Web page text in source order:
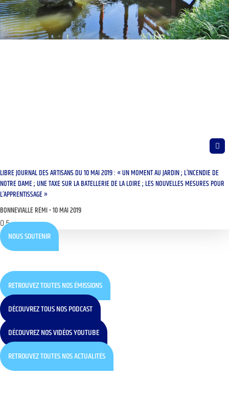
LIBRE JOURNAL DES ARTISANS DU 10 MAI 2019 : « UN MOMENT AU JARDIN ; L’INCENDIE DE
NOTRE DAME ; UNE TAXE SUR LA BATELLERIE DE LA LOIRE ; LES NOUVELLES MESURES POUR
L’APPRENTISSAGE »
BONNEVIALLE RÉMI 10 MAI 2019
NOUS SOUTENIR
RETROUVEZ TOUTES NOS ÉMISSIONS
DÉCOUVREZ TOUS NOS PODCAST
DÉCOUVREZ NOS VIDÉOS YOUTUBE
RETROUVEZ TOUTES NOS ACTUALITÉS